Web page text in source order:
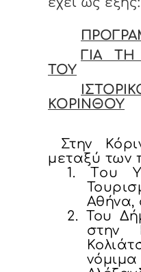
ΓΙΑ ΤΗ
ΤΟΥ
ΚΟΡΙΝΘΟΥ
Στην
μεταξύ των
1. Tου
Αθήνα,
2.Του
στην